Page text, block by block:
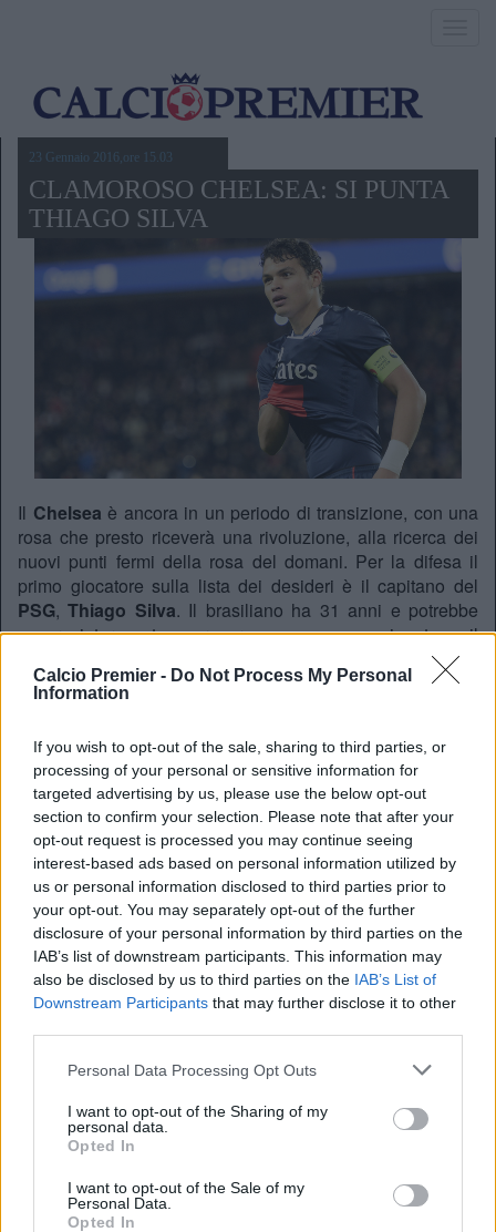
Calcio Premier - Do Not Process My Personal
Information
If you wish to opt-out of the sale, sharing to third parties, or
processing of your personal or sensitive information for
targeted advertising by us, please use the below opt-out
section to confirm your selection. Please note that after your
opt-out request is processed you may continue seeing
interest-based ads based on personal information utilized by
us or personal information disclosed to third parties prior to
your opt-out. You may separately opt-out of the further
disclosure of your personal information by third parties on the
IAB’s list of downstream participants. This information may
also be disclosed by us to third parties on the IAB’s List of
Downstream Participants that may further disclose it to other
Personal Data Processing Opt Outs
I want to opt-out of the Sharing of my
personal data.
Opted In
I want to opt-out of the Sale of my
Personal Data.
Opted In
23 Gennaio 2016,ore 15.03
CLAMOROSO CHELSEA: SI PUNTA
THIAGO SILVA
Il Chelsea è ancora in un periodo di transizione, con una
rosa che presto riceverà una rivoluzione, alla ricerca dei
nuovi punti fermi della rosa del domani. Per la difesa il
primo giocatore sulla lista dei desideri è il capitano del
PSG,Thiago Silva. Il brasiliano ha 31 anni e potrebbe
essere interessato a provare un nuovo campionato, e il
rilancio del Chelsea potrebbe essere la sfida giusta. I
Blues hanno iniziato il primo approccio con i
parigini,anche se per ora le risposta sembra essere
mercato e sopratutto in estate, per avere il nuovo pilastro
della difesa.
IACOPO NATHAN
Anno di Fondazione:1905
Stadio:Stamford Bridge (41.837)
Presidente: Todd Boehly
Manager:Enzo Maresca